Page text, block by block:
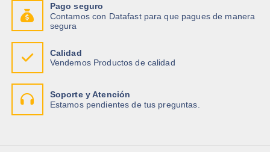
Pago seguro
Contamos con Datafast para que pagues de manera
segura
Calidad
Vendemos Productos de calidad
Soporte y Atención
Estamos pendientes de tus preguntas.